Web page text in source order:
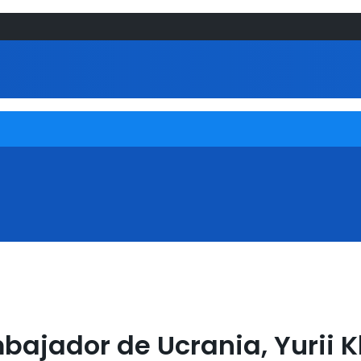
de Ucrania, Yurii